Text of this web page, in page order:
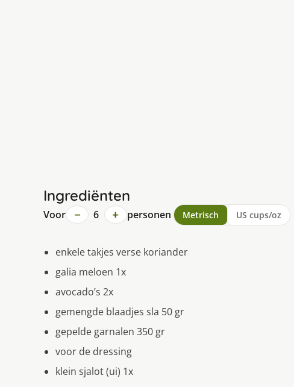
Ingrediënten
Voor − 6 + personen Metrisch US cups/oz
enkele takjes verse koriander
galia meloen 1x
avocado’s 2x
gemengde blaadjes sla 50 gr
gepelde garnalen 350 gr
voor de dressing
klein sjalot (ui) 1x